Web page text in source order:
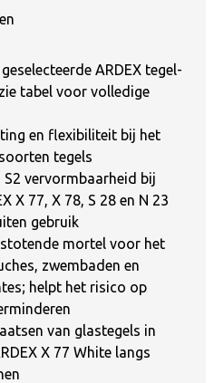
ARDEX tegel-
tabel voor volledige
en flexibiliteit bij het
tegels
S2 vervormbaarheid bij
X 77, X 78, S 28 en N 23
gebruik
mortel voor het
zwembaden en
helpt het risico op
van glastegels in
X 77 White langs